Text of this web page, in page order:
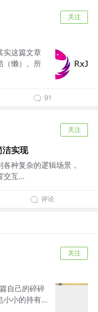
关注
实这篇文章
（懒）。所
91
关注
洁实现
种复杂的逻辑场景，
交互...
评论
关注
自己的碎碎
小小的持有...